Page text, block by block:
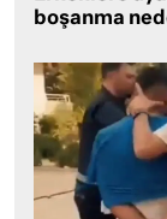
boşanma